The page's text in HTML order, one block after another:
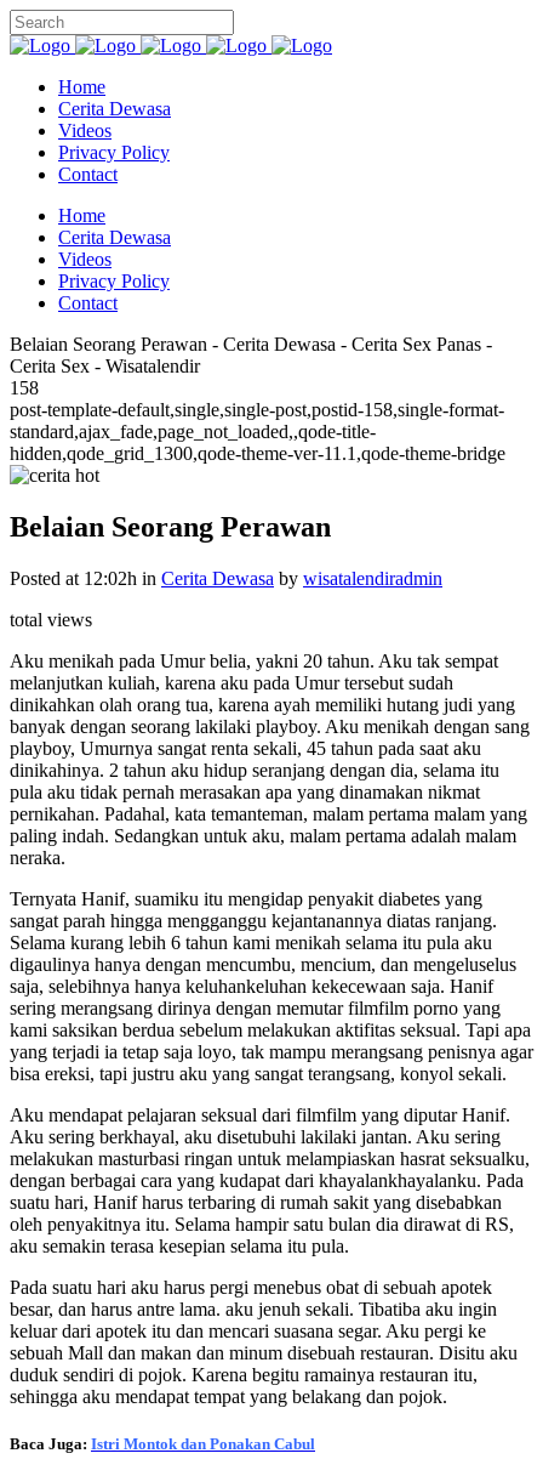
Home
Cerita Dewasa
Videos
Privacy Policy
Contact
Home
Cerita Dewasa
Videos
Privacy Policy
Contact
Belaian Seorang Perawan - Cerita Dewasa - Cerita Sex Panas -
Cerita Sex - Wisatalendir
158
post-template-default,single,single-post,postid-158,single-format-
standard,ajax_fade,page_not_loaded,,qode-title-
hidden,qode_grid_1300,qode-theme-ver-11.1,qode-theme-bridge
Belaian Seorang Perawan
Posted at 12:02h in Cerita Dewasa by wisatalendiradmin
total views
Aku menikah pada Umur belia, yakni 20 tahun. Aku tak sempat
melanjutkan kuliah, karena aku pada Umur tersebut sudah
dinikahkan olah orang tua, karena ayah memiliki hutang judi yang
banyak dengan seorang lakilaki playboy. Aku menikah dengan sang
playboy, Umurnya sangat renta sekali, 45 tahun pada saat aku
dinikahinya. 2 tahun aku hidup seranjang dengan dia, selama itu
pula aku tidak pernah merasakan apa yang dinamakan nikmat
pernikahan. Padahal, kata temanteman, malam pertama malam yang
paling indah. Sedangkan untuk aku, malam pertama adalah malam
neraka.
Ternyata Hanif, suamiku itu mengidap penyakit diabetes yang
sangat parah hingga mengganggu kejantanannya diatas ranjang.
Selama kurang lebih 6 tahun kami menikah selama itu pula aku
digaulinya hanya dengan mencumbu, mencium, dan mengeluselus
saja, selebihnya hanya keluhankeluhan kekecewaan saja. Hanif
sering merangsang dirinya dengan memutar filmfilm porno yang
kami saksikan berdua sebelum melakukan aktifitas seksual. Tapi apa
yang terjadi ia tetap saja loyo, tak mampu merangsang penisnya agar
bisa ereksi, tapi justru aku yang sangat terangsang, konyol sekali.
Aku mendapat pelajaran seksual dari filmfilm yang diputar Hanif.
Aku sering berkhayal, aku disetubuhi lakilaki jantan. Aku sering
melakukan masturbasi ringan untuk melampiaskan hasrat seksualku,
dengan berbagai cara yang kudapat dari khayalankhayalanku. Pada
suatu hari, Hanif harus terbaring di rumah sakit yang disebabkan
oleh penyakitnya itu. Selama hampir satu bulan dia dirawat di RS,
aku semakin terasa kesepian selama itu pula.
Pada suatu hari aku harus pergi menebus obat di sebuah apotek
besar, dan harus antre lama. aku jenuh sekali. Tibatiba aku ingin
keluar dari apotek itu dan mencari suasana segar. Aku pergi ke
sebuah Mall dan makan dan minum disebuah restauran. Disitu aku
duduk sendiri di pojok. Karena begitu ramainya restauran itu,
sehingga aku mendapat tempat yang belakang dan pojok.
Baca Juga: Istri Montok dan Ponakan Cabul